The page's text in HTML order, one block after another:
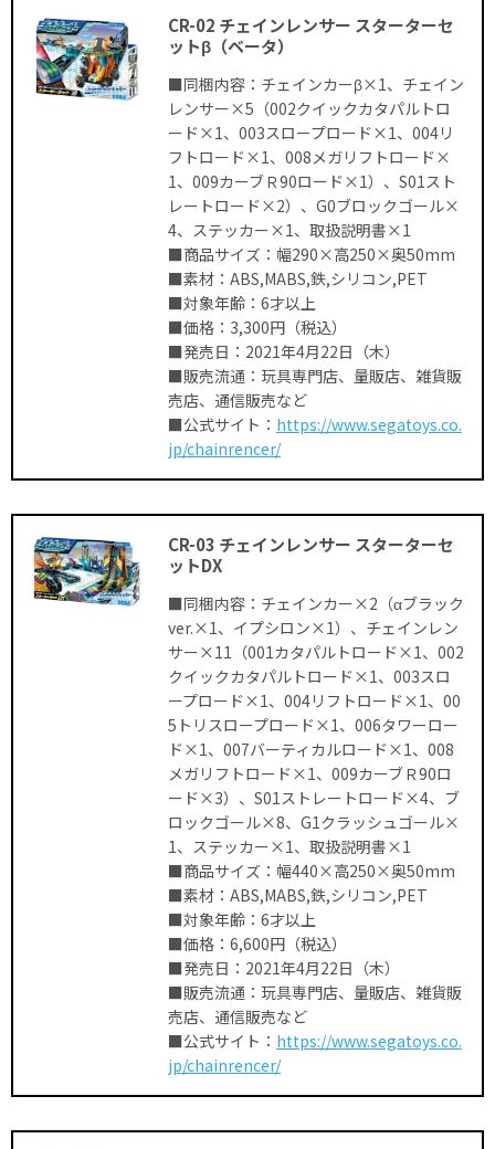
CR-02 チェインレンサー スターターセ
ットβ（ベータ）
■同梱内容：チェインカーβ×1、チェイン
レンサー×5（002クイックカタパルトロ
ード×1、003スロープロード×1、004リ
フトロード×1、008メガリフトロード×
1、009カーブＲ90ロード×1）、S01スト
レートロード×2）、G0ブロックゴール×
4、ステッカー×1、取扱説明書×1
■商品サイズ：幅290×高250×奥50mm
■素材：ABS,MABS,鉄,シリコン,PET
■対象年齢：6才以上
■価格：3,300円（税込）
■発売日：2021年4月22日（木）
■販売流通：玩具専門店、量販店、雑貨販
売店、通信販売など
■公式サイト： https://www.segatoys.co.
jp/chainrencer/
CR-03 チェインレンサー スターターセ
ットDX
■同梱内容：チェインカー×2（αブラック
ver.×1、イプシロン×1）、チェインレン
サー×11（001カタパルトロード×1、002
クイックカタパルトロード×1、003スロ
ープロード×1、004リフトロード×1、00
5トリスロープロード×1、006タワーロー
ド×1、007バーティカルロード×1、008
メガリフトロード×1、009カーブＲ90ロ
ード×3）、S01ストレートロード×4、ブ
ロックゴール×8、G1クラッシュゴール×
1、ステッカー×1、取扱説明書×1
■商品サイズ：幅440×高250×奥50mm
■素材：ABS,MABS,鉄,シリコン,PET
■対象年齢：6才以上
■価格：6,600円（税込）
■発売日：2021年4月22日（木）
■販売流通：玩具専門店、量販店、雑貨販
売店、通信販売など
■公式サイト： https://www.segatoys.co.
jp/chainrencer/